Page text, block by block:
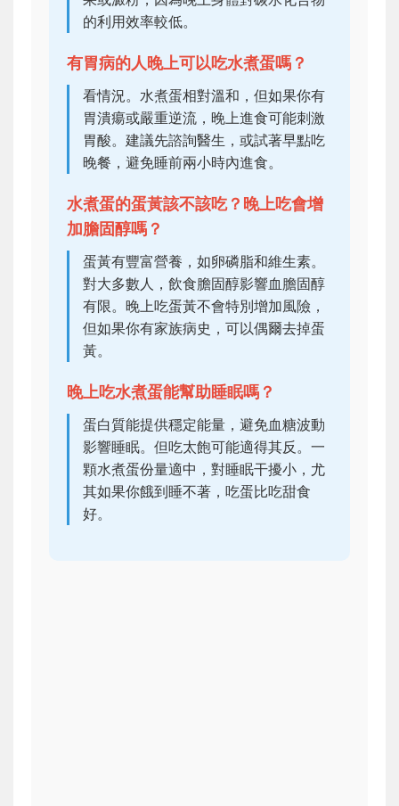
的利用效率較低。
有胃病的人晚上可以吃水煮蛋嗎？
看情況。水煮蛋相對溫和，但如果你有
胃潰瘍或嚴重逆流，晚上進食可能刺激
胃酸。建議先諮詢醫生，或試著早點吃
晚餐，避免睡前兩小時內進食。
水煮蛋的蛋黃該不該吃？晚上吃會增
加膽固醇嗎？
蛋黃有豐富營養，如卵磷脂和維生素。
對大多數人，飲食膽固醇影響血膽固醇
有限。晚上吃蛋黃不會特別增加風險，
但如果你有家族病史，可以偶爾去掉蛋
黃。
晚上吃水煮蛋能幫助睡眠嗎？
蛋白質能提供穩定能量，避免血糖波動
影響睡眠。但吃太飽可能適得其反。一
顆水煮蛋份量適中，對睡眠干擾小，尤
其如果你餓到睡不著，吃蛋比吃甜食
好。